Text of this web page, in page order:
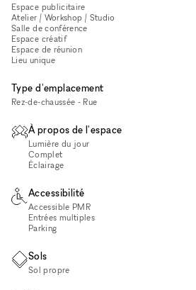
Espace publicitaire
Atelier / Workshop / Studio
Salle de conférence
Espace créatif
Espace de réunion
Lieu unique
Type d'emplacement
Rez-de-chaussée - Rue
À propos de l'espace
Lumière du jour
Complet
Éclairage
Accessibilité
Accessible PMR
Entrées multiples
Parking
Sols
Sol propre